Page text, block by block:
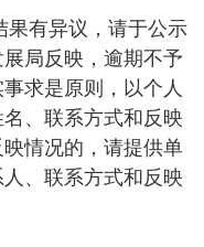
有异议，请于公示
局反映，逾期不予
求是原则，以个人
、联系方式和反映
情况的，请提供单
、联系方式和反映